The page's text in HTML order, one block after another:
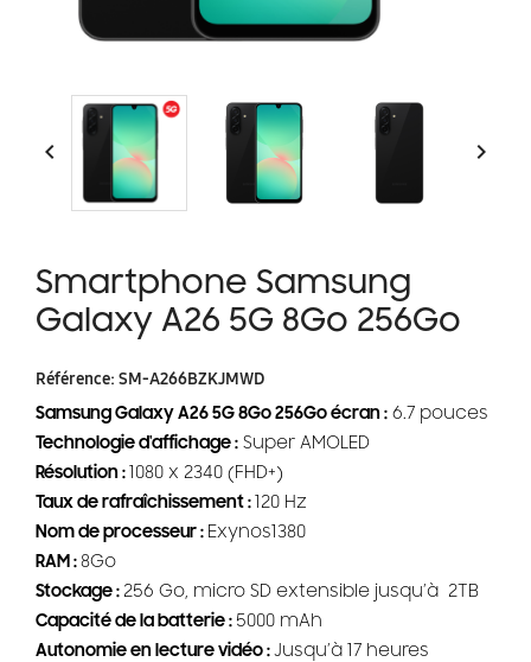
 
Smartphone Samsung
Galaxy A26 5G 8Go 256Go
Référence: SM-A266BZKJMWD
Samsung Galaxy A26 5G 8Go 256Go écran : 6.7 pouces
Technologie d'affichage : Super AMOLED
Résolution :1080 x 2340 (FHD+)
Taux de rafraîchissement :120 Hz
Nom de processeur : Exynos1380
RAM :8Go
Stockage : 256 Go, micro SD extensible jusqu’à 2TB
Capacité de la batterie : 5000 mAh
Autonomie en lecture vidéo :Jusqu’à 17 heures